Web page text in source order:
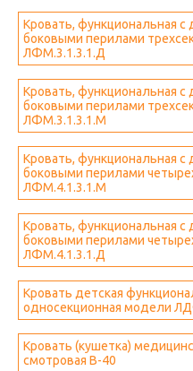
Кровать, функциональная
боковыми перилами
ЛФМ.3.1.3.1.Д
Кровать, функциональная
боковыми перилами
ЛФМ.3.1.3.1.М
Кровать, функциональная
боковыми перилами
ЛФМ.4.1.3.1.М
Кровать, функциональная
боковыми перилами
ЛФМ.4.1.3.1.Д
Кровать детская
односекционная модели
Кровать (кушетка)
смотровая B-40